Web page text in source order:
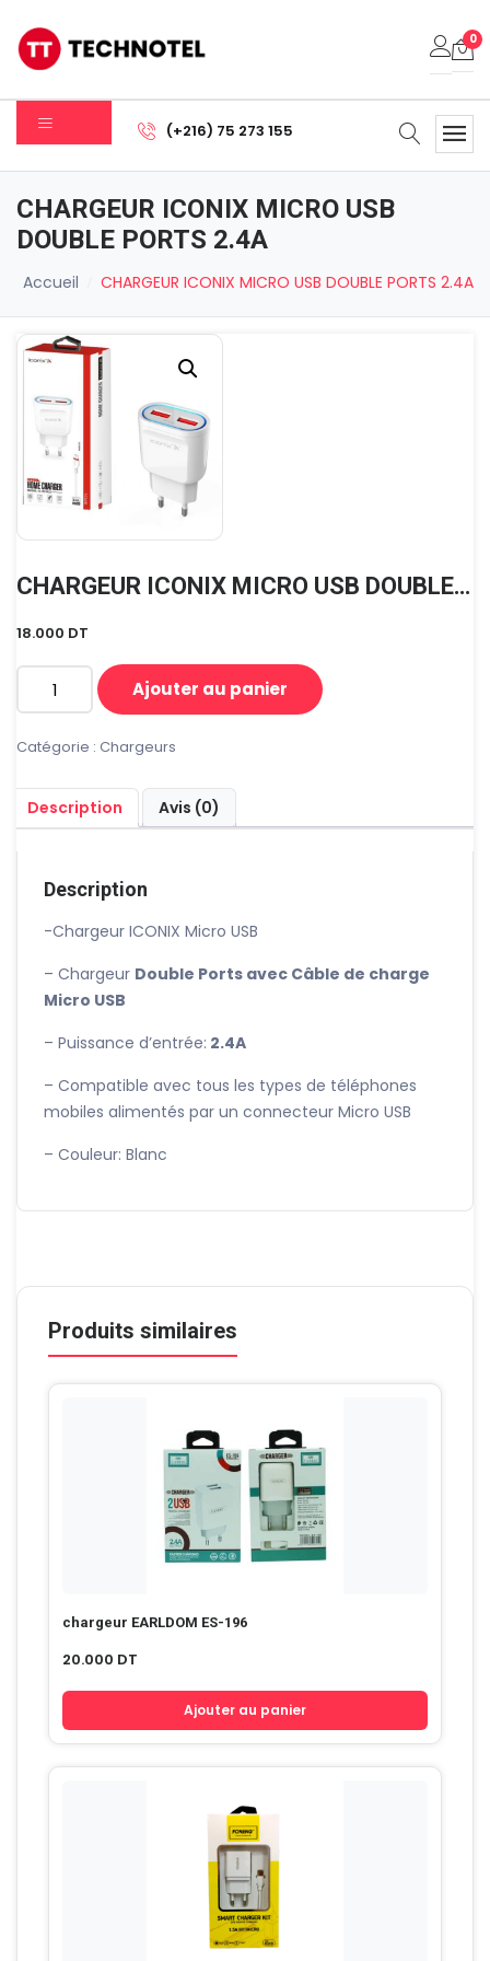
0
Votre panier est vide.
Sous-total: 0.000DT
Voir Le Panier Commander
(+216) 75 273 155
CHARGEUR ICONIX MICRO USB
DOUBLE PORTS 2.4A
Accueil CHARGEUR ICONIX MICRO USB DOUBLE PORTS 2.4A
CHARGEUR ICONIX MICRO USB DOUBLE PORTS 2.4A
18.000 DT
quantité
CHARGEUR
MICRO
USB
DOUBLE
2.4A
Ajouter au panier
Catégorie : Chargeurs
Description Avis (0)
Description
-Chargeur ICONIX Micro USB
– Chargeur Double Ports avec Câble de charge
Micro USB
– Puissance d’entrée: 2.4A
– Compatible avec tous les types de téléphones
mobiles alimentés par un connecteur Micro USB
– Couleur: Blanc
Produits similaires
chargeur EARLDOM ES-196
20.000 DT
Ajouter au panier